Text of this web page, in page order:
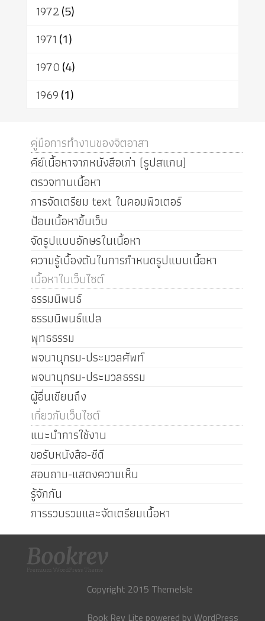
1972(5)
1971 (1)
1970(4)
1969(1)
คู่มือการทำงานของจิตอาสา
คีย์เนื้อหาจากหนังสือเก่า (รูปสแกน)
ตรวจทานเนื้อหา
การจัดเตรียม text ในคอมพิวเตอร์
ป้อนเนื้อหาขึ้นเว็บ
จัดรูปแบบอักษรในเนื้อหา
ความรู้เบื้องต้นในการกำหนดรูปแบบเนื้อหา
เนื้อหาในเว็บไซต์
ธรรมนิพนธ์
ธรรมนิพนธ์แปล
พุทธธรรม
พจนานุกรม-ประมวลศัพท์
พจนานุกรม-ประมวลธรรม
ผู้อื่นเขียนถึง
เกี่ยวกับเว็บไซต์
แนะนำการใช้งาน
ขอรับหนังสือ-ซีดี
สอบถาม-แสดงความเห็น
รู้จักกัน
การรวบรวมและจัดเตรียมเนื้อหา
Copyright 2015 ThemeIsle
Book Rev Lite powered byWordPress